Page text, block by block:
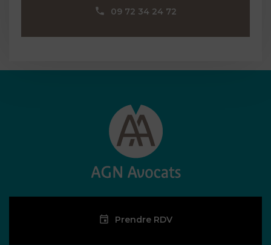
09 72 34 24 72
Prendre RDV